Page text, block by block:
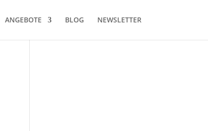
ANGEBOTE BLOG NEWSLETTER